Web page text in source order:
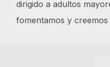
dirigido a adultos
fomentamos y